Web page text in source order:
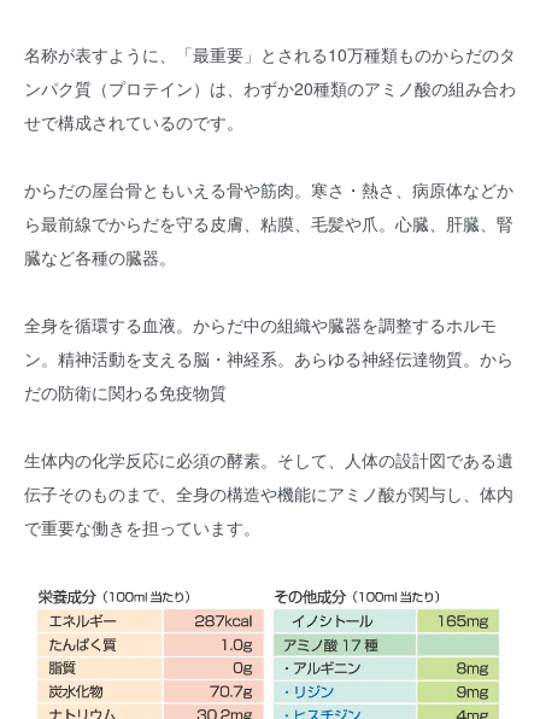
名称が表すように、「最重要」とされる10万種類ものからだのタ
ンパク質（プロテイン）は、わずか20種類のアミノ酸の組み合わ
せで構成されているのです。
からだの屋台骨ともいえる骨や筋肉。寒さ・熱さ、病原体などか
ら最前線でからだを守る皮膚、粘膜、毛髪や爪。心臓、肝臓、腎
臓など各種の臓器。
全身を循環する血液。からだ中の組織や臓器を調整するホルモ
ン。精神活動を支える脳・神経系。あらゆる神経伝達物質。から
だの防衛に関わる免疫物質
生体内の化学反応に必須の酵素。そして、人体の設計図である遺
伝子そのものまで、全身の構造や機能にアミノ酸が関与し、体内
で重要な働きを担っています。